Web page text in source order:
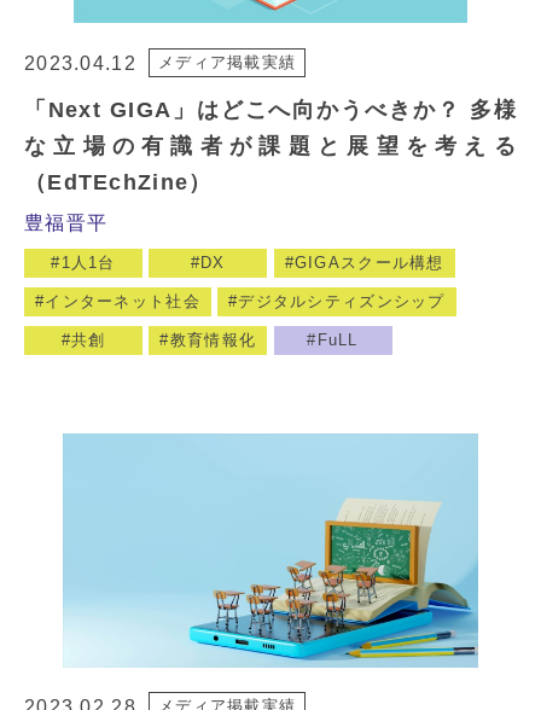
2023.04.12 メディア掲載実績
「Next GIGA」はどこへ向かうべきか？ 多様
な立場の有識者が課題と展望を考える
（EdTEchZine）
豊福晋平
1人1台 DX GIGAスクール構想
インターネット社会 デジタルシティズンシップ
共創 教育情報化 FuLL
メディア掲載実績